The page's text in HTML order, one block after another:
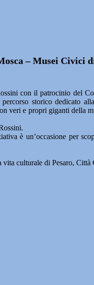
– Musei Civici
con il patrocinio del
storico dedicato
veri e propri giganti della
è un’occasione per
culturale di Pesaro,